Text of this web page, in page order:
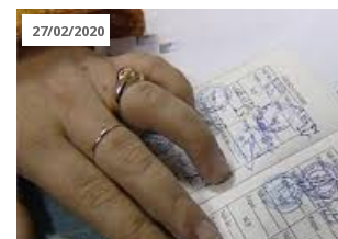
27/02/2020